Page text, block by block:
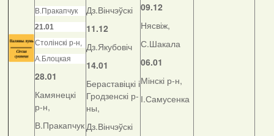
В.Пракапчук
21.01
Столінскі р-н,
А.Блоцкая
28.01
Камянецкі
р-н,
В.Пракапчук
Дз.Вінчэўскі
11.12
Дз.Якубовіч
14.01
Бераставіцкі і
Гродзенскі р-
ны,
Дз.Вінчэўскі
09.12
Нясвіж,
С.Шакала
06.01
Мінскі р-н,
І.Самусенка